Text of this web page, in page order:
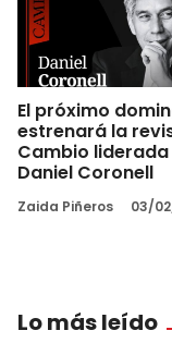
El próximo
estrenará la
Cambio
Daniel Coronell
Zaida Piñeros 03/
Lo más leído